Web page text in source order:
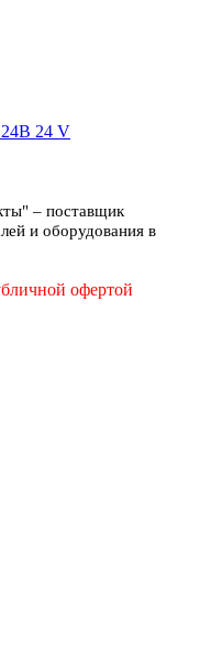
24 V
– поставщик
и оборудования в
офертой